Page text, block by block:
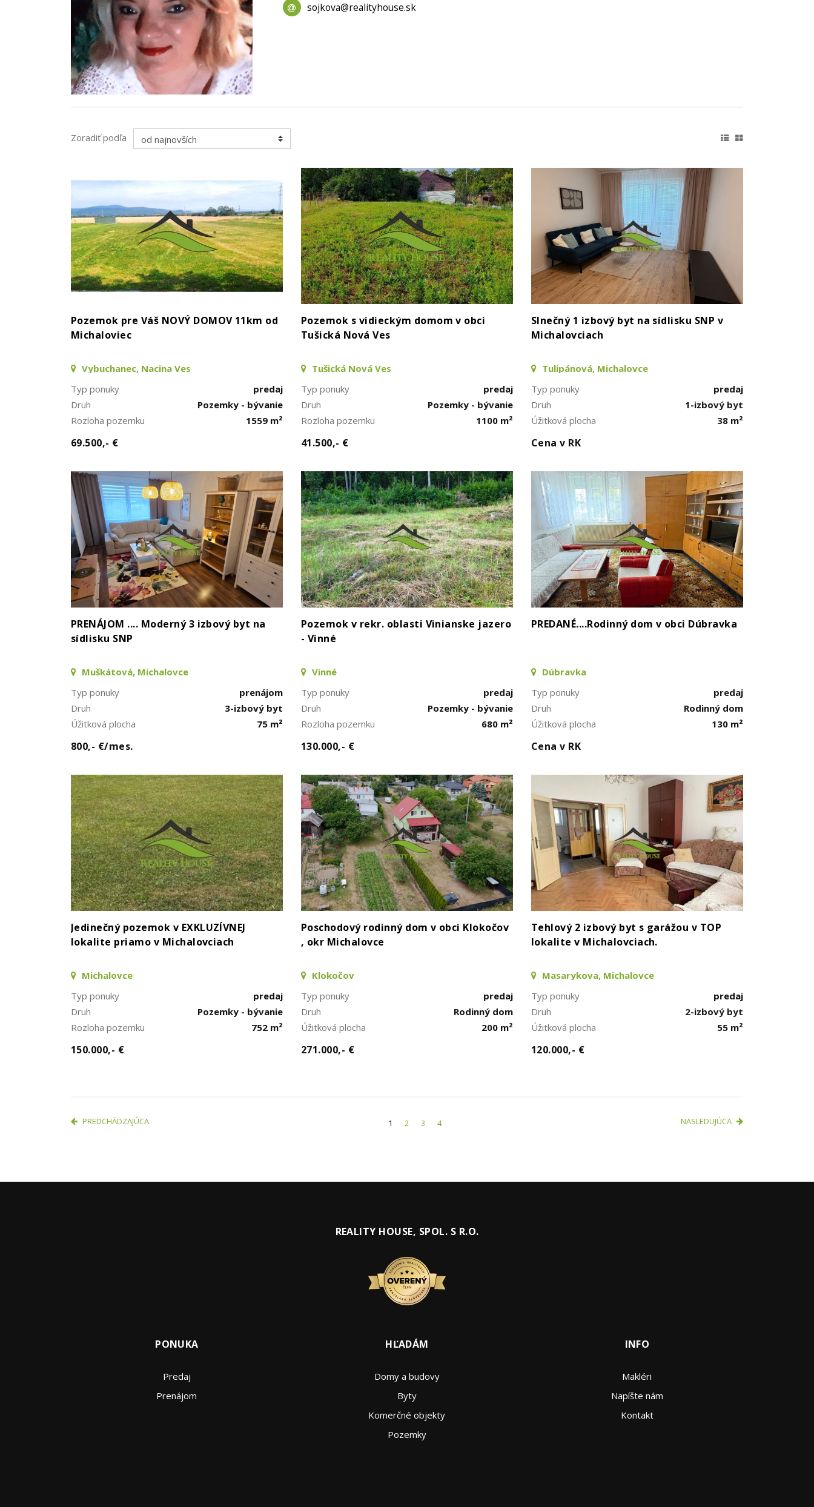
sojkova@realityhouse.sk
Zoradiť podľa
Pozemok pre Váš NOVÝ DOMOV 11km od
Michaloviec
Vybuchanec, Nacina Ves
Typ ponuky
predaj
Druh
Pozemky - bývanie
Rozloha pozemku
1559 m²
69.500,- €
Pozemok s vidieckým domom v obci
Tušická Nová Ves
Tušická Nová Ves
Typ ponuky
predaj
Druh
Pozemky - bývanie
Rozloha pozemku
1100 m²
41.500,- €
Slnečný 1 izbový byt na sídlisku SNP v
Michalovciach
Tulipánová, Michalovce
Typ ponuky
predaj
Druh
1-izbový byt
Úžitková plocha
38 m²
Cena v RK
PRENÁJOM .... Moderný 3 izbový byt na
sídlisku SNP
Muškátová, Michalovce
Typ ponuky
prenájom
Druh
3-izbový byt
Úžitková plocha
75 m²
800,- €/mes.
Pozemok v rekr. oblasti Vinianske jazero
- Vinné
Vinné
Typ ponuky
predaj
Druh
Pozemky - bývanie
Rozloha pozemku
680 m²
130.000,- €
PREDANÉ....Rodinný dom v obci Dúbravka
Dúbravka
Typ ponuky
predaj
Druh
Rodinný dom
Úžitková plocha
130 m²
Cena v RK
Jedinečný pozemok v EXKLUZÍVNEJ
lokalite priamo v Michalovciach
Michalovce
Typ ponuky
predaj
Druh
Pozemky - bývanie
Rozloha pozemku
752 m²
150.000,- €
Poschodový rodinný dom v obci Klokočov
, okr Michalovce
Klokočov
Typ ponuky
predaj
Druh
Rodinný dom
Úžitková plocha
200 m²
271.000,- €
Tehlový 2 izbový byt s garážou v TOP
lokalite v Michalovciach.
Masarykova, Michalovce
Typ ponuky
predaj
Druh
2-izbový byt
Úžitková plocha
55 m²
120.000,- €
PREDCHÁDZAJÚCA 1 2 3 4 NASLEDUJÚCA
REALITY HOUSE, SPOL. S R.O.
PONUKA
Predaj
Prenájom
HĽADÁM
Domy a budovy
Byty
Komerčné objekty
Pozemky
INFO
Makléri
Napíšte nám
Kontakt